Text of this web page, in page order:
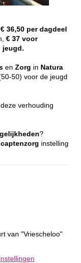
€ 36,50 per dagdeel
€ 37 voor
jeugd.
en Zorg in Natura
50) voor de jeugd
verhouding
?
instelling
van "Vriescheloo"